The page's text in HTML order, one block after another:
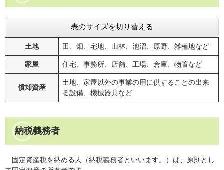
表のサイズを切り替える
土地 田、畑、宅地、山林、池沼、原野、雑種地など
家屋 住宅、事務所、店舗、工場、倉庫、物置など
償却資産
土地、家屋以外の事業の用に供することの出来
る設備、機械器具など
納税義務者
固定資産税を納める人（納税義務者といいます。）は、原則とし